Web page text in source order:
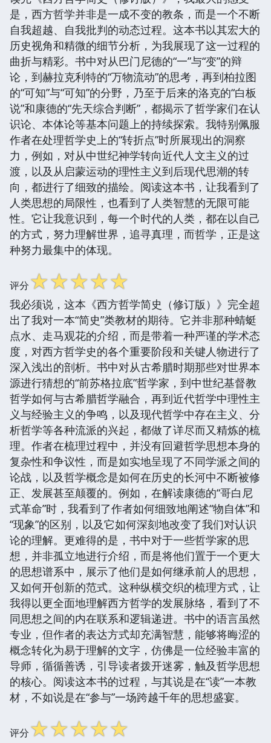
是，西方哲学并非是一成不变的教条，而是一个不断
自我超越、自我批判的动态过程。这本书以其宏大的
历史视角和精微的细节分析，为我展现了这一过程的
曲折与精彩。书中对从巴门尼德的“一”与“变”的辩
论，到赫拉克利特的“万物流动”的思考，再到柏拉图
的“可知”与“可知”的分野，乃至于后来的洛克的“白板
说”和康德的“先天综合判断”，都揭示了哲学家们在认
识论、本体论等基本问题上的持续探索。我特别佩服
作者在处理哲学史上的“转折点”时所展现出的洞察
力，例如，对从中世纪神学转向近代人文主义的过
渡，以及从启蒙运动的理性主义到后现代思潮的转
向，都进行了细致的描绘。阅读这本书，让我看到了
人类思想的局限性，也看到了人类智慧的无限可能
性。它让我意识到，每一个时代的人类，都在以自己
的方式，努力理解世界，追寻真理，而哲学，正是这
种努力最集中的体现。
评分☆☆☆☆☆
我必须说，这本《西方哲学简史（修订版）》完全超
出了我对一本“简史”类教材的期待。它并非那种蜻蜓
点水、走马观花的介绍，而是带着一种严谨的学术态
度，对西方哲学史的各个重要阶段和关键人物进行了
深入浅出的剖析。书中对从古希腊时期那些对世界本
源进行猜想的“前苏格拉底”哲学家，到中世纪基督教
哲学如何与古希腊哲学融合，再到近代哲学中理性主
义与经验主义的争鸣，以及现代哲学中存在主义、分
析哲学等各种流派的兴起，都做了详尽而又精炼的梳
理。作者在梳理过程中，并没有回避哲学思想本身的
复杂性和争议性，而是如实地呈现了不同学派之间的
论战，以及哲学概念是如何在历史的长河中不断被修
正、发展甚至颠覆的。例如，在解读康德的“哥白尼
式革命”时，我看到了作者如何细致地阐述“物自体”和
“现象”的区别，以及它如何深刻地改变了我们对认识
论的理解。更难得的是，书中对于一些哲学家的思
想，并非孤立地进行介绍，而是将他们置于一个更大
的思想谱系中，展示了他们是如何继承前人的思想，
又如何开创新的范式。这种纵横交织的梳理方式，让
我得以更全面地理解西方哲学的发展脉络，看到了不
同思想之间的内在联系和逻辑递进。书中的语言虽然
专业，但作者的表达方式却充满智慧，能够将晦涩的
概念转化为易于理解的文字，仿佛是一位经验丰富的
导师，循循善诱，引导读者拨开迷雾，触及哲学思想
的核心。阅读这本书的过程，与其说是在“读”一本教
材，不如说是在“参与”一场跨越千年的思想盛宴。
评分☆☆☆☆☆